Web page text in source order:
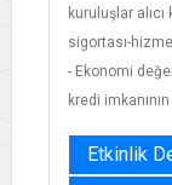
kuruluşlar
sigortası-
- Ekonomi
kredi imkanının
Etkinlik